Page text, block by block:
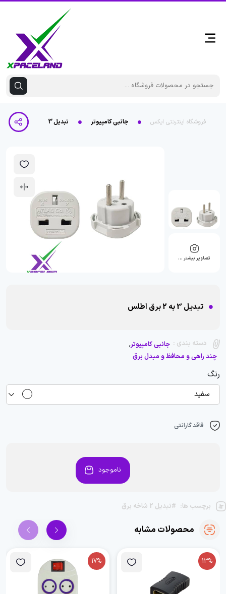
فروشگاه اینترنتی ایکس جانبی کامپیوتر تبدیل 3 به 2 برق اطلس
تصاویر بیشتر …
تبدیل 3 به 2 برق اطلس
دسته بندی : جانبی کامپیوتر,
چند راهی و محافظ و مبدل برق
رنگ
سفید
فاقد گارانتی
ناموجود
برچسب ها: #تبدیل 2 شاخه برق
محصولات مشابه
13%
17%